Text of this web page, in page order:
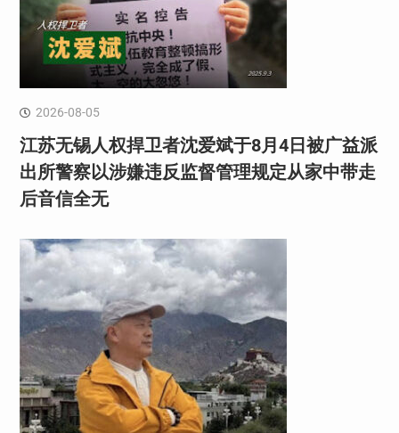
2026-08-05
江苏无锡人权捍卫者沈爱斌于8月4日被广益派
出所警察以涉嫌违反监督管理规定从家中带走
后音信全无